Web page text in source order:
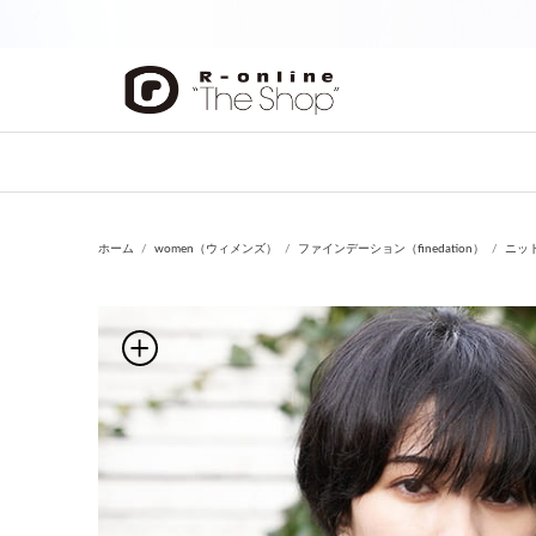
ホーム women（ウィメンズ） ファインデーション（finedation） ニッ